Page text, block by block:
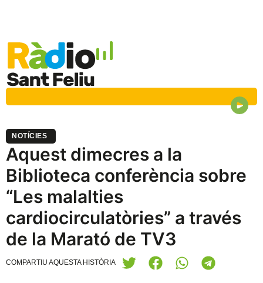
NOTÍCIES
Aquest dimecres a la
Biblioteca conferència sobre
“Les malalties
cardiocirculatòries” a través
de la Marató de TV3
COMPARTIU AQUESTA HISTÒRIA